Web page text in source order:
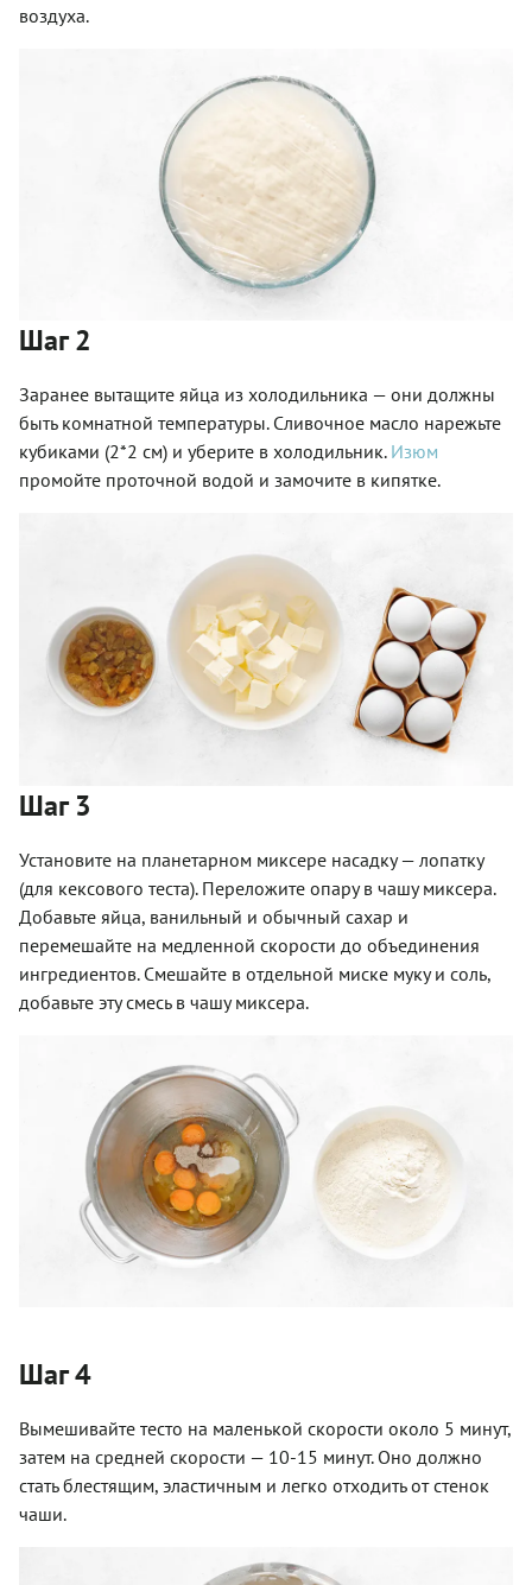
воздуха.
Шаг 2
Заранее вытащите яйца из холодильника — они должны
быть комнатной температуры. Сливочное масло нарежьте
кубиками (2*2 см) и уберите в холодильник. Изюм
промойте проточной водой и замочите в кипятке.
Шаг 3
Установите на планетарном миксере насадку — лопатку
(для кексового теста). Переложите опару в чашу миксера.
Добавьте яйца, ванильный и обычный сахар и
перемешайте на медленной скорости до объединения
ингредиентов. Смешайте в отдельной миске муку и соль,
добавьте эту смесь в чашу миксера.
Шаг 4
Вымешивайте тесто на маленькой скорости около 5 минут,
затем на средней скорости — 10-15 минут. Оно должно
стать блестящим, эластичным и легко отходить от стенок
чаши.